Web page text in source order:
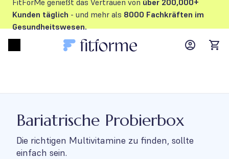
FitForMe genießt das Vertrauen von über 200,000+
Kunden täglich - und mehr als 8000 Fachkräften im
Gesundheitswesen.
MyFFM
Bariatrische Probierbox
Die richtigen Multivitamine zu finden, sollte
einfach sein.